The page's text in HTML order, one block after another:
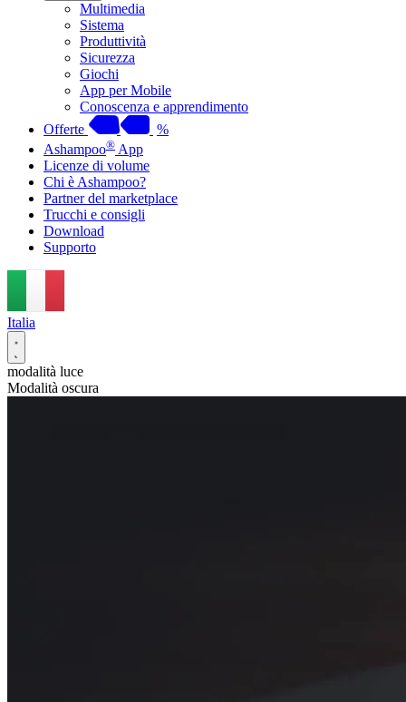
Multimedia
Sistema
Produttività
Sicurezza
Giochi
App per Mobile
Conoscenza e apprendimento
Offerte
%
Ashampoo® App
Licenze di volume
Chi è Ashampoo?
Partner del marketplace
Trucchi e consigli
Download
Supporto
Italia
modalità luce
Modalità oscura